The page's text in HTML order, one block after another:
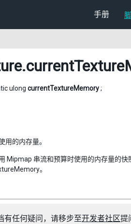
手册
ulong currentTextureMemory;
用的内存量。
Mipmap 串流和预算时使用的内存量的
。
有任何疑问，请移步至开发者社区提